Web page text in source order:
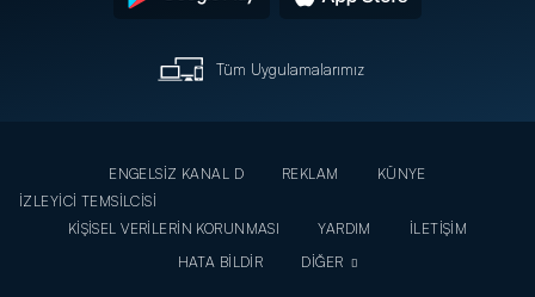
Tüm Uygulamalarımız
ENGELSİZ KANAL D REKLAM
KÜNYE
İZLEYİCİ TEMSİLCİSİ
KİŞİSEL VERİLERİN KORUNMASI
YARDIM
İLETİŞİM
HATA BİLDİR
DİĞER